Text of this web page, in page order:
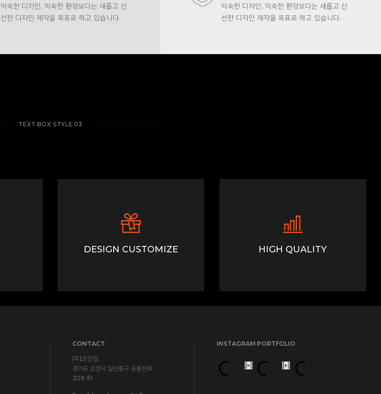
익숙한 디자인, 익숙한 환경보다는 새롭고 신
선한 디자인 제작을 목표로 하고 있습니다.
익숙한 디자인, 익숙한 환경보다는 새롭고 신
선한 디자인 제작을 목표로 하고 있습니다.
익숙한 디자인, 익숙한 환경보다는 새롭고 신
선한 디자인 제작을 목표로 하고 있습니다.
익숙한 디자인, 익숙한 환경보다는 새롭고 신
선한 디자인 제작을 목표로 하고 있습니다.
TEXT BOX STYLE 03
DESIGN CUSTOMIZE HIGH QUALITY
CONTACT
(주)코인업
경기도 고양시 일산동구 공릉천로
209-51
INSTAGRAM PORTFOLIO